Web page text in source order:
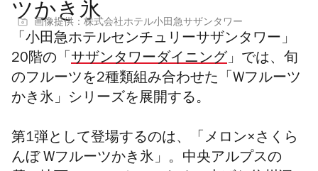
ツかき氷
画像提供：株式会社ホテル小田急サザンタワー
「小田急ホテルセンチュリーサザンタワー」
20階の「 サザンタワーダイニング」では、旬
のフルーツを2種類組み合わせた「Wフルーツ
かき氷」シリーズを展開する。
第1弾として登場するのは、「メロン×さくら
んぼ Wフルーツかき氷」。中央アルプスの